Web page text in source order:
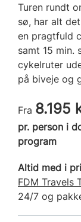
Turen rundt
sø, har alt
en pragtfuld
samt 15 min.
cykelruter
på biveje og
Fra 8.195
pr. person i
program
Altid med i
FDM Travels
24/7 og